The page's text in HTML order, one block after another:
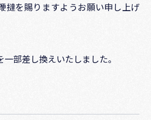
撻を賜りますようお願い申し上げ
一部差し換えいたしました。